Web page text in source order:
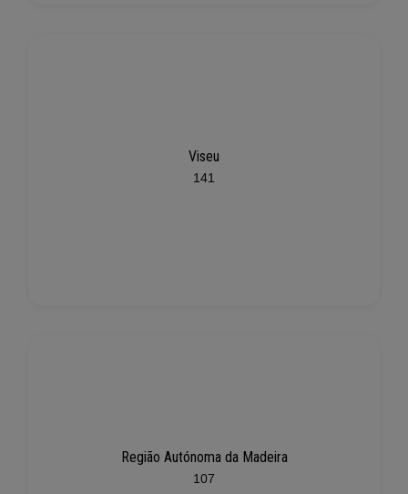
Viseu
141
Região Autónoma da Madeira
107